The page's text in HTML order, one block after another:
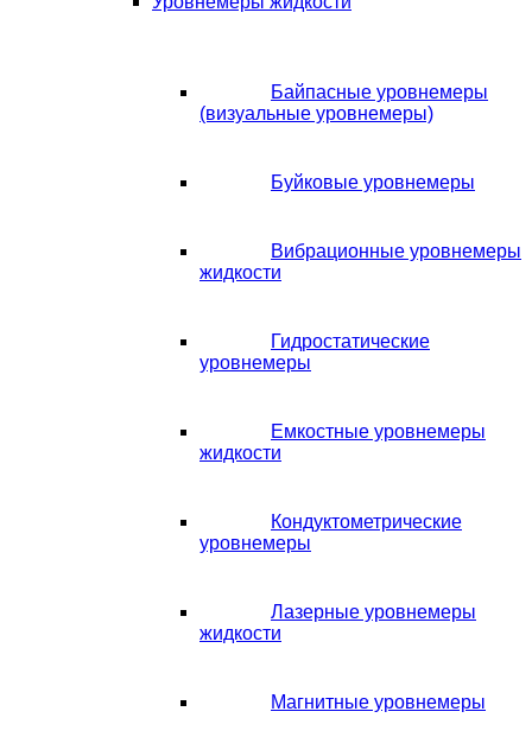
Байпасные уровнемеры
(визуальные уровнемеры)
Буйковые уровнемеры
Вибрационные уровнемеры
жидкости
Гидростатические
уровнемеры
Емкостные уровнемеры
жидкости
Кондуктометрические
уровнемеры
Лазерные уровнемеры
жидкости
Магнитные уровнемеры